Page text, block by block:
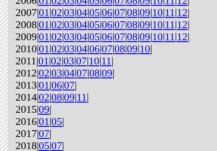
2007|01|02|03|04|05|06|07|08|09|10|11|12|
2008|01|02|03|04|05|06|07|08|09|10|11|12|
2009|01|02|03|04|05|06|07|08|09|10|11|12|
2010|01|02|03|04|06|07|08|09|10|
2011|01|02|03|07|10|11|
2012|02|03|04|07|08|09|
2013|01|06|07|
2014|02|08|09|11|
2015|09|
2016|01|05|
2017|07|
2018|05|07|